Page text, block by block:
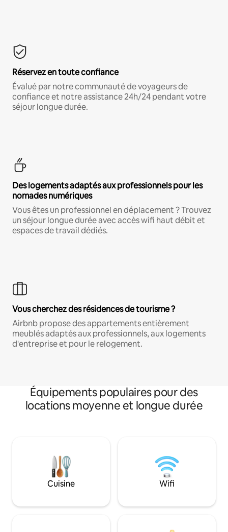
Réservez en toute confiance
Évalué par notre communauté de voyageurs de
confiance et notre assistance 24h/24 pendant votre
séjour longue durée.
Des logements adaptés aux professionnels pour les
nomades numériques
Vous êtes un professionnel en déplacement ? Trouvez
un séjour longue durée avec accès wifi haut débit et
espaces de travail dédiés.
Vous cherchez des résidences de tourisme ?
Airbnb propose des appartements entièrement
meublés adaptés aux professionnels, aux logements
d'entreprise et pour le relogement.
Équipements populaires pour des
locations moyenne et longue durée
Cuisine Wifi